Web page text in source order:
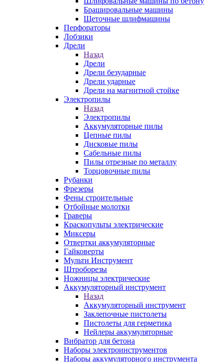
Брашировальные машины
Щеточные шлифмашины
Перфораторы
Лобзики
Дрели
Назад
Дрели
Дрели безударные
Дрели ударные
Дрели на магнитной стойке
Электропилы
Назад
Электропилы
Аккумуляторные пилы
Цепные пилы
Дисковые пилы
Сабельные пилы
Пилы отрезные по металлу
Торцовочные пилы
Рубанки
Фрезеры
Фены строительные
Отбойные молотки
Граверы
Краскопульты электрические
Миксеры
Отвертки аккумуляторные
Гайковерты
Мульти Инструмент
Штроборезы
Ножницы электрические
Аккумуляторный инструмент
Назад
Аккумуляторный инструмент
Заклепочные пистолеты
Пистолеты для герметика
Нейлеры аккумуляторные
Вибратор для бетона
Наборы электроинструментов
Наборы аккумуляторного инструмента